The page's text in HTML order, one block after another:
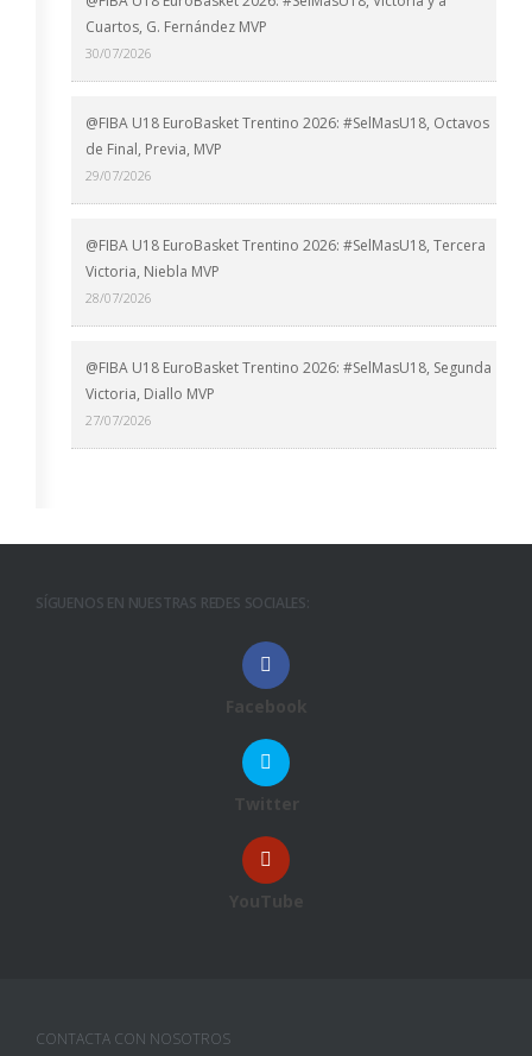
Cuartos, G. Fernández MVP
30/07/2026
@FIBA U18 EuroBasket Trentino 2026: #SelMasU18, Octavos
de Final, Previa, MVP
29/07/2026
@FIBA U18 EuroBasket Trentino 2026: #SelMasU18, Tercera
Victoria, Niebla MVP
28/07/2026
@FIBA U18 EuroBasket Trentino 2026: #SelMasU18, Segunda
Victoria, Diallo MVP
27/07/2026
SÍGUENOS EN NUESTRAS REDES SOCIALES:
Facebook
Twitter
YouTube
CONTACTA CON NOSOTROS